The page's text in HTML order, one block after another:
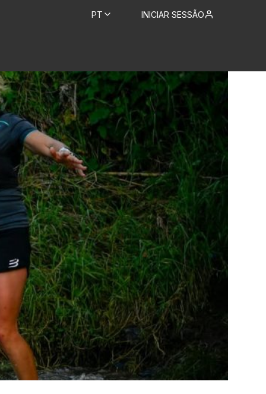
PT INICIAR SESSÃO